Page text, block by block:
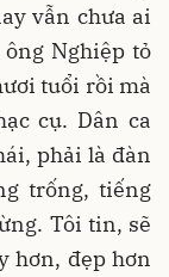
vẫn chưa ai
Nghiệp tỏ
tuổi rồi mà
cụ. Dân ca
phải là đàn
trống, tiếng
Tôi tin, sẽ
hơn, đẹp hơn